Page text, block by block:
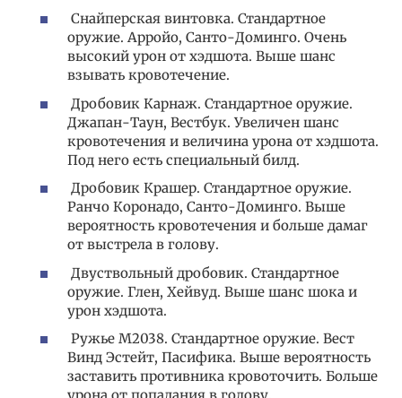
Снайперская винтовка. Стандартное
оружие. Арройо, Санто-Доминго. Очень
высокий урон от хэдшота. Выше шанс
взывать кровотечение.
Дробовик Карнаж. Стандартное оружие.
Джапан-Таун, Вестбук. Увеличен шанс
кровотечения и величина урона от хэдшота.
Под него есть специальный билд.
Дробовик Крашер. Стандартное оружие.
Ранчо Коронадо, Санто-Доминго. Выше
вероятность кровотечения и больше дамаг
от выстрела в голову.
Двуствольный дробовик. Стандартное
оружие. Глен, Хейвуд. Выше шанс шока и
урон хэдшота.
Ружье M2038. Стандартное оружие. Вест
Винд Эстейт, Пасифика. Выше вероятность
заставить противника кровоточить. Больше